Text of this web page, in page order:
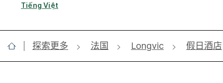
Tiếng Việt
探索更多 法国 Longvic 假日酒店